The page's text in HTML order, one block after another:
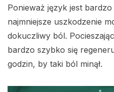
Ponieważ język jest
najmniejsze uszkodzenie
dokuczliwy ból.
bardzo szybko się
godzin, by taki ból minął.